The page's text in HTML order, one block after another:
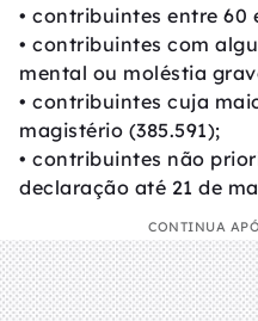
• contribuintes entre 60
• contribuintes com
mental ou moléstia
• contribuintes cuja
magistério (385.591);
• contribuintes não
declaração até 21 de
CONTINUA